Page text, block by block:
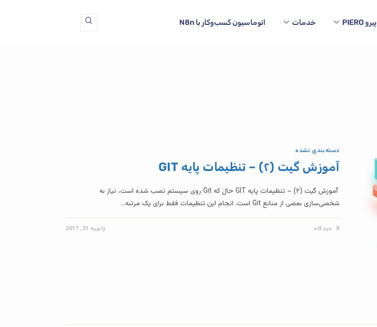
پیرو PIERO خدمات اتوماسیون کسب‌وکار با N8n
دسته‌بندی نشده
آموزش گیت (۲) – تنظیمات پایه GIT
آموزش گیت (۲) – تنظیمات پایه GIT حال که Git روی سیستم نصب شده است، نیاز به
شخصی‌سازی بعضی از منابع Git است. انجام این تنظیمات فقط برای یک مرتبه…
0 دیدگاه ژانویه 21, 2017